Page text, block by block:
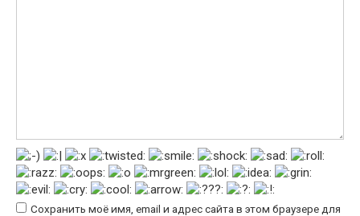
Сохранить моё имя, email и адрес сайта в этом браузере для